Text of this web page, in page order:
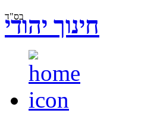
בס"ד
חינוך יהודי